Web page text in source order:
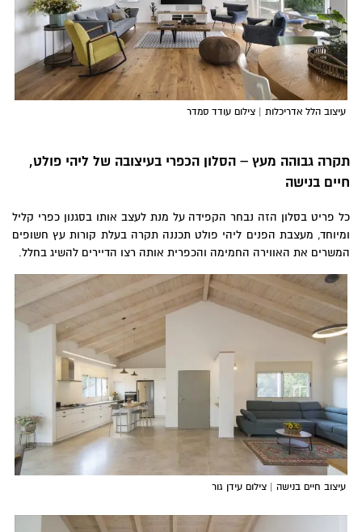
עיצובהלל אדריכלות| צילום עודד סמדר
גבוהה מעץ – הסלון הכפרי בעיצובה שלליהי פולט,
בנישה
פריט בסלון הזה נבחר הקפידה על מנת לעצב אותו בסגנון כפרי קליל
מעצבת הפנים ליהי פולט תכננה תקרה בעלת קורות עץ חשופים
את האווירה החמימה והכפרית אותה רצו הדיירים להשיג בחלל.
עיצובחיים בנישה| צילום עידן גור